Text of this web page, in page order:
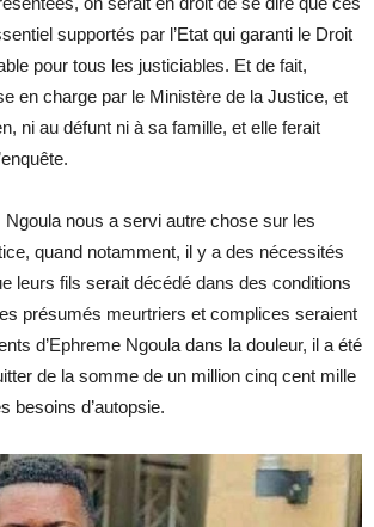
supportés par l’Etat qui garanti le Droit
pour tous les justiciables. Et de fait,
en charge par le Ministère de la Justice, et
ni au défunt ni à sa famille, et elle ferait
Ngoula nous a servi autre chose sur les
quand notamment, il y a des nécessités
leurs fils serait décédé dans des conditions
présumés meurtriers et complices seraient
d’Ephreme Ngoula dans la douleur, il a été
de la somme de un million cinq cent mille
besoins d’autopsie.